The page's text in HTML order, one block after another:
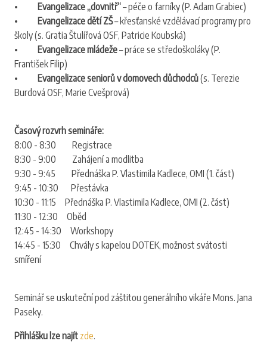
• Evangelizace „dovnitř“– péče o farníky (P. Adam Grabiec)
• Evangelizace dětí ZŠ– křesťanské vzdělávací programy pro
školy (s. Gratia Štulířová OSF, Patricie Koubská)
•
Evangelizace mládeže– práce se středoškoláky (P.
František Filip)
•
Evangelizace seniorů v domovech důchodců(s. Terezie
Burdová OSF, Marie Cvešprová)
Časový rozvrh semináře:
8:00 - 8:30 Registrace
8:30 - 9:00 Zahájení a modlitba
9:30 - 9:45 Přednáška P. Vlastimila Kadlece, OMI (1. část)
9:45 - 10:30 Přestávka
10:30 - 11:15 Přednáška P. Vlastimila Kadlece, OMI (2. část)
11:30 - 12:30 Oběd
12:45 - 14:30 Workshopy
14:45 - 15:30 Chvály s kapelou DOTEK, možnost svátosti
smíření
Seminář se uskuteční pod záštitou generálního vikáře Mons. Jana
Paseky.
Přihlášku lze najít zde.